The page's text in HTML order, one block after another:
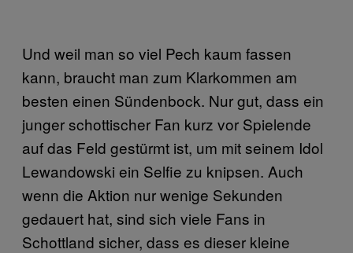
Und weil man so viel Pech kaum fassen
kann, braucht man zum Klarkommen am
besten einen Sündenbock. Nur gut, dass ein
junger schottischer Fan kurz vor Spielende
auf das Feld gestürmt ist, um mit seinem Idol
Lewandowski ein Selfie zu knipsen. Auch
wenn die Aktion nur wenige Sekunden
gedauert hat, sind sich viele Fans in
Schottland sicher, dass es dieser kleine